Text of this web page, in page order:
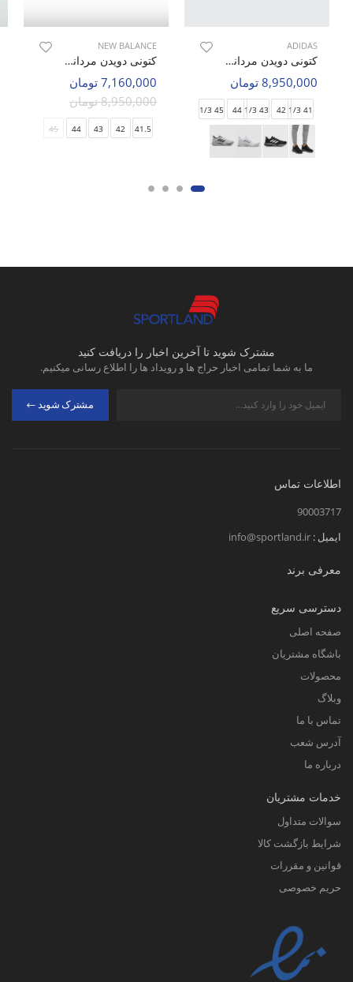
ADIDAS
کتونی دویدن مردانه آدیداس Adidas Voeuy Duramo M
8,950,000 تومان
41 1/3
42
43 1/3
44
45 1/3
NEW BALANCE
کتونی دویدن مردانه نیو بالانس 1906 RES M
7,160,000 تومان
8,950,000 تومان
41.5
42
43
44
45
مشترک شوید تا آخرین اخبار را دریافت کنید
ما به شما تمامی اخبار حراج ها و رویداد ها را اطلاع رسانی میکنیم.
مشترک شوید
اطلاعات تماس
90003717
ایمیل : info@sportland.ir
معرفی برند
دسترسی سریع
صفحه اصلی
باشگاه مشتریان
محصولات
وبلاگ
تماس با ما
آدرس شعب
درباره ما
خدمات مشتریان
سوالات متداول
شرایط بازگشت کالا
قوانین و مقررات
حریم خصوصی